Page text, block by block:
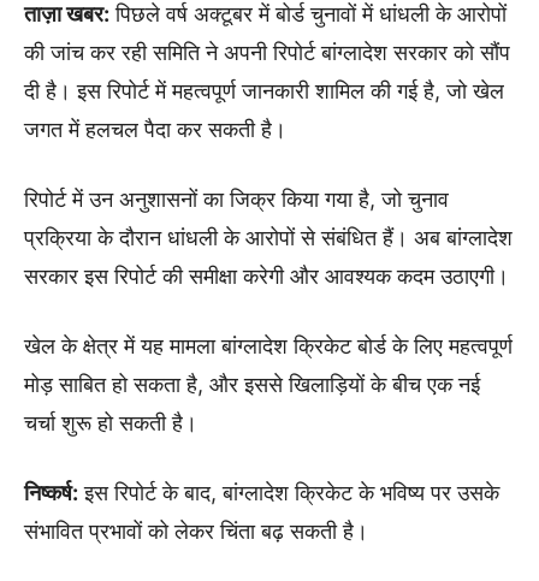
ताज़ा खबर: पिछले वर्ष अक्टूबर में बोर्ड चुनावों में धांधली के आरोपों
की जांच कर रही समिति ने अपनी रिपोर्ट बांग्लादेश सरकार को सौंप
दी है। इस रिपोर्ट में महत्वपूर्ण जानकारी शामिल की गई है, जो खेल
जगत में हलचल पैदा कर सकती है।
रिपोर्ट में उन अनुशासनों का जिक्र किया गया है, जो चुनाव
प्रक्रिया के दौरान धांधली के आरोपों से संबंधित हैं। अब बांग्लादेश
सरकार इस रिपोर्ट की समीक्षा करेगी और आवश्यक कदम उठाएगी।
खेल के क्षेत्र में यह मामला बांग्लादेश क्रिकेट बोर्ड के लिए महत्वपूर्ण
मोड़ साबित हो सकता है, और इससे खिलाड़ियों के बीच एक नई
चर्चा शुरू हो सकती है।
निष्कर्ष: इस रिपोर्ट के बाद, बांग्लादेश क्रिकेट के भविष्य पर उसके
संभावित प्रभावों को लेकर चिंता बढ़ सकती है।